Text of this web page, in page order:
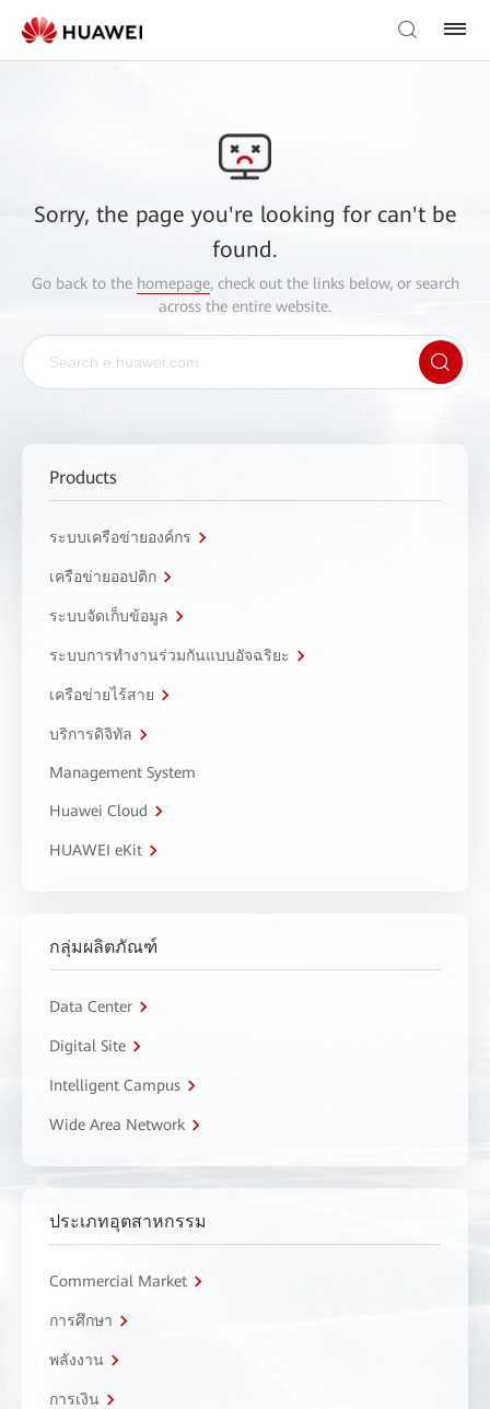
Sorry, the page you're looking for can't be
found.
Go back to the homepage, check out the links below, or search
across the entire website.
Products
ระบบเครือข่ายองค์กร
เครือข่ายออปติก
ระบบจัดเก็บข้อมูล
ระบบการทำงานร่วมกันแบบอัจฉริยะ
เครือข่ายไร้สาย
บริการดิจิทัล
Management System
Huawei Cloud
HUAWEI eKit
กลุ่มผลิตภัณฑ์
Data Center
Digital Site
Intelligent Campus
Wide Area Network
ประเภทอุตสาหกรรม
Commercial Market
การศึกษา
พลังงาน
การเงิน